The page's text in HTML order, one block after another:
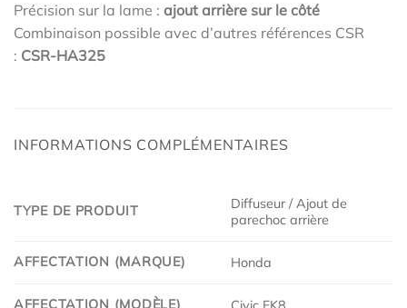
Précision sur la lame : ajout arrière sur le côté
Combinaison possible avec d’autres références CSR
: CSR-HA325
INFORMATIONS COMPLÉMENTAIRES
TYPE DE PRODUIT
Diffuseur / Ajout de
parechoc arrière
AFFECTATION (MARQUE) Honda
AFFECTATION (MODÈLE)